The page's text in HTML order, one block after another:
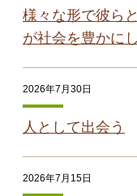
様々な形で彼ら
が社会を豊かに
2026年7月30日
人として出会う
2026年7月15日